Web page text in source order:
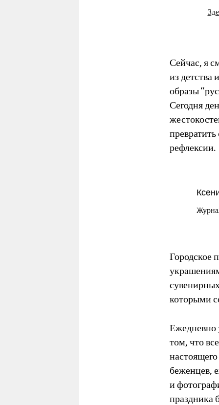
Сейчас, я
из детства
образы
Сегодня
рефлексии.
Городское
которыми
Ежедневно
том, что
беженцев,
и
праздника